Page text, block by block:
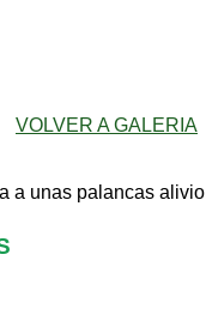
VOLVER A GALERIA
a unas palancas alivio